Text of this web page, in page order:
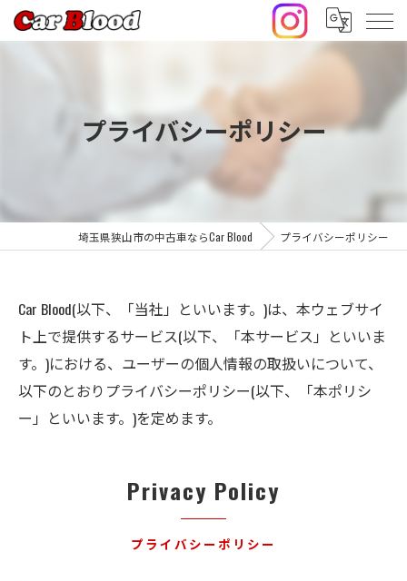
プライバシーポリシー
埼玉県狭山市の中古車ならCar Blood プライバシーポリシー
Car Blood(以下、「当社」といいます。)は、本ウェブサイ
ト上で提供するサービス(以下、「本サービス」といいま
す。)における、ユーザーの個人情報の取扱いについて、
以下のとおりプライバシーポリシー(以下、「本ポリシ
ー」といいます。)を定めます。
プライバシーポリシー
Privacy Policy